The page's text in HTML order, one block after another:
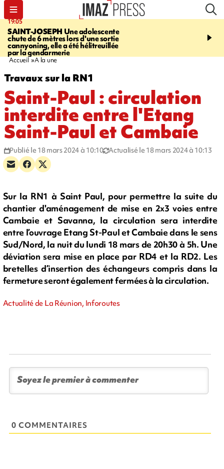
19:05
SAINT-JOSEPH Une adolescente
chute de 6 mètres lors d'une sortie
cannyoning, elle a été hélitreuillée
par la gendarmerie
20:44
rouée de coups,
Accueil A la une
Travaux sur la RN1
Saint-Paul : circulation
interdite entre l'Etang
Saint-Paul et Cambaie
Publié le 18 mars 2024 à 10:10 Actualisé le 18 mars 2024 à 10:13
Sur la RN1 à Saint Paul, pour permettre la suite du
chantier d'aménagement de mise en 2x3 voies entre
Cambaie et Savanna, la circulation sera interdite
entre l’ouvrage Etang St-Paul et Cambaie dans le sens
Sud/Nord, la nuit du lundi 18 mars de 20h30 à 5h. Une
déviation sera mise en place par RD4 et la RD2. Les
bretelles d’insertion des échangeurs compris dans la
fermeture seront également fermées à la circulation.
Actualité de La Réunion, Inforoutes
0 COMMENTAIRES